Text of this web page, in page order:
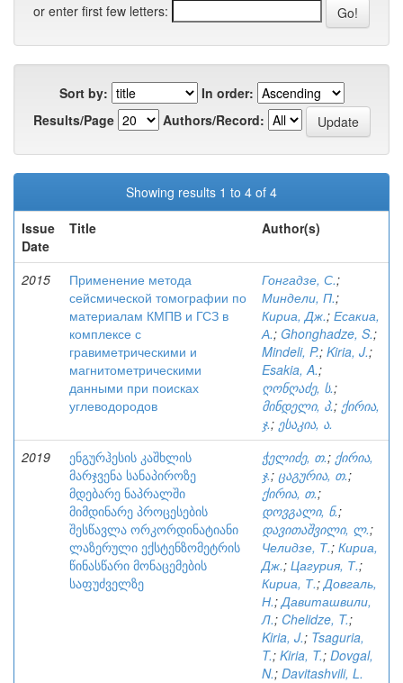
or enter first few letters:
Sort by:
In order:
Results/Page
Authors/Record:
Showing results 1 to 4 of 4
Issue
Date
Title Author(s)
2015
Применение метода
сейсмической томографии по
материалам КМПВ и ГСЗ в
комплексе с
гравиметрическими и
магнитометрическими
данными при поисках
углеводородов
Гонгадзе, С.;
Миндели, П.;
Кириа, Дж.; Есакиа,
А.; Ghonghadze, S.;
Mindeli, P.; Kiria, J.;
Esakia, A.;
ღონღაძე, ს.;
მინდელი, პ.; ქირია,
ჯ.; ესაკია, ა.
2019
ენგურჰესის კაშხლის
მარჯვენა სანაპიროზე
მდებარე ნაპრალში
მიმდინარე პროცესების
შესწავლა ორკორდინატიანი
ლაზერული ექსტენზომეტრის
წინასწარი მონაცემების
საფუძველზე
ჭელიძე, თ.; ქირია,
ჯ.; ცაგურია, თ.;
ქირია, თ.;
დოვგალი, ნ.;
დავითაშვილი, ლ.;
Челидзе, Т.; Кириа,
Дж.; Цагурия, Т.;
Кириа, Т.;Довгаль,
Н.;Давиташвили,
Л.; Chelidze, T.;
Kiria, J.; Tsaguria,
T.; Kiria, T.; Dovgal,
N.; Davitashvili, L.